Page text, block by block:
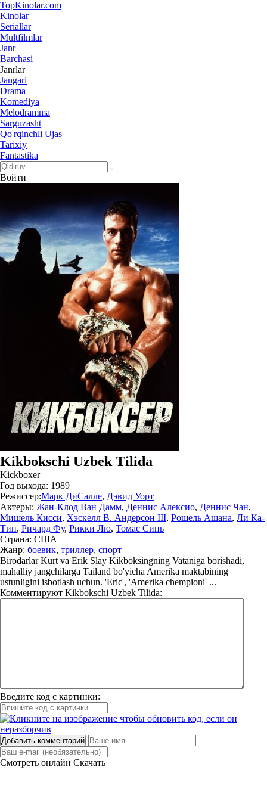
TopKinolar.com
Kinolar
Seriallar
Multfilmlar
Janr
Barchasi
Janrlar
Jangari
Drama
Komediya
Melodramma
Sarguzasht
Qo'rqinchli Ujas
Tarixiy
Fantastika
Войти
Kikbokschi Uzbek Tilida
Kickboxer
Год выхода: 1989
Режиссер:Марк ДиСалле, Дэвид Уорт
Актеры: Жан-Клод Ван Дамм, Деннис Алексио, Деннис Чан,
Мишель Кисси, Хэскелл В. Андерсон III, Рошель Ашана, Ли Ка-
Тин, Ричард Фу, Рикки Лю, Томас Синь
Страна: США
Жанр: боевик, триллер, спорт
Birodarlar Kurt va Erik Slay Kikboksingning Vataniga borishadi,
mahalliy jangchilarga Tailand bo'yicha Amerika maktabining
ustunligini isbotlash uchun. 'Eric', 'Amerika chempioni' ...
Комментируют Kikbokschi Uzbek Tilida:
Введите код с картинки:
Добавить комментарий
Смотреть онлайн Скачать